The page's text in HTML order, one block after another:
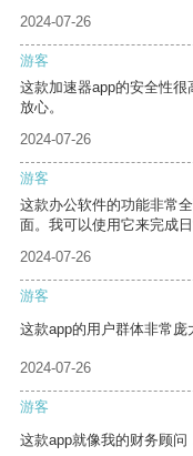
2024-07-26
游客
这款加速器app的安全性
放心。
2024-07-26
游客
这款办公软件的功能非常
面。我可以使用它来完成
2024-07-26
游客
这款app的用户群体非常庞
2024-07-26
游客
这款app就像我的财务顾问